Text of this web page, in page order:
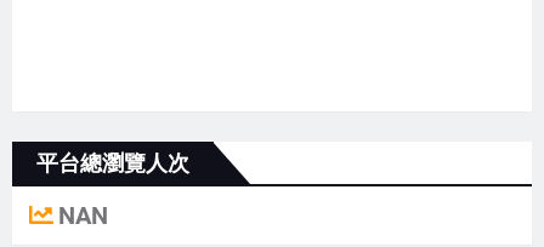
平台總瀏覽人次
NAN